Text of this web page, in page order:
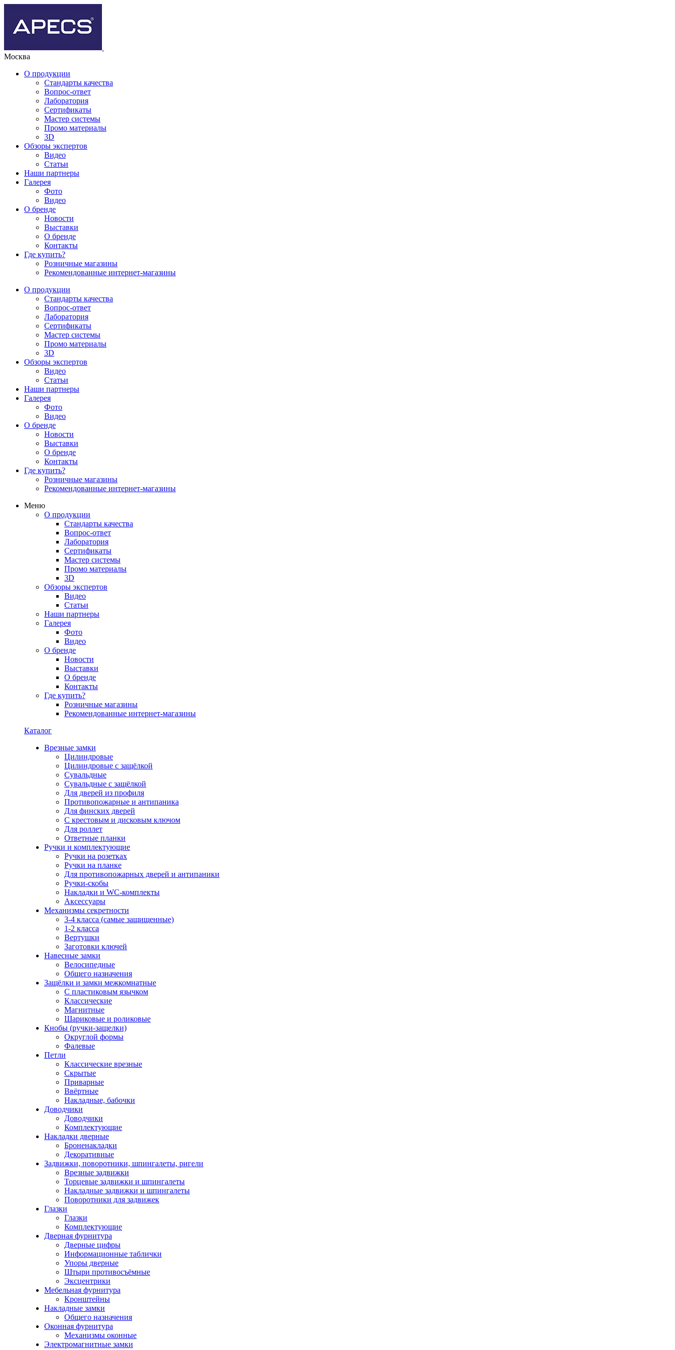
Москва
О продукции
Стандарты качества
Вопрос-ответ
Лаборатория
Сертификаты
Мастер системы
Промо материалы
3D
Обзоры экспертов
Видео
Статьи
Наши партнеры
Галерея
Фото
Видео
О бренде
Новости
Выставки
О бренде
Контакты
Где купить?
Розничные магазины
Рекомендованные интернет-магазины
О продукции
Стандарты качества
Вопрос-ответ
Лаборатория
Сертификаты
Мастер системы
Промо материалы
3D
Обзоры экспертов
Видео
Статьи
Наши партнеры
Галерея
Фото
Видео
О бренде
Новости
Выставки
О бренде
Контакты
Где купить?
Розничные магазины
Рекомендованные интернет-магазины
Меню
О продукции
Стандарты качества
Вопрос-ответ
Лаборатория
Сертификаты
Мастер системы
Промо материалы
3D
Обзоры экспертов
Видео
Статьи
Наши партнеры
Галерея
Фото
Видео
О бренде
Новости
Выставки
О бренде
Контакты
Где купить?
Розничные магазины
Рекомендованные интернет-магазины
Каталог
Врезные замки
Цилиндровые
Цилиндровые с защёлкой
Сувальдные
Сувальдные с защёлкой
Для дверей из профиля
Противопожарные и антипаника
Для финских дверей
С крестовым и дисковым ключом
Для роллет
Ответные планки
Ручки и комплектующие
Ручки на розетках
Ручки на планке
Для противопожарных дверей и антипаники
Ручки-скобы
Накладки и WC-комплекты
Аксессуары
Механизмы секретности
3-4 класса (самые защищенные)
1-2 класса
Вертушки
Заготовки ключей
Навесные замки
Велосипедные
Общего назначения
Защёлки и замки межкомнатные
С пластиковым язычком
Классические
Магнитные
Шариковые и роликовые
Кнобы (ручки-защелки)
Округлой формы
Фалевые
Петли
Классические врезные
Скрытые
Приварные
Ввёртные
Накладные, бабочки
Доводчики
Доводчики
Комплектующие
Накладки дверные
Броненакладки
Декоративные
Задвижки, поворотники, шпингалеты, ригели
Врезные задвижки
Торцевые задвижки и шпингалеты
Накладные задвижки и шпингалеты
Поворотники для задвижек
Глазки
Глазки
Комплектующие
Дверная фурнитура
Дверные цифры
Информационные таблички
Упоры дверные
Штыри противосъёмные
Эксцентрики
Мебельная фурнитура
Кронштейны
Накладные замки
Общего назначения
Оконная фурнитура
Механизмы оконные
Электромагнитные замки